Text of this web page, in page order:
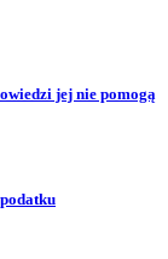
jej nie pomogą